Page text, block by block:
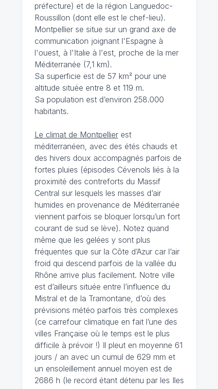
préfecture) et de la région Languedoc-
Roussillon (dont elle est le chef-lieu).
Montpellier se situe sur un grand axe de
communication joignant l'Espagne à
l'ouest, à l'Italie à l'est, proche de la mer
Méditerranée (7,1 km).
Sa superficie est de 57 km² pour une
altitude située entre 8 et 119 m.
Sa population est d’environ 258.000
habitants.
Le climat de Montpellierest
méditerranéen, avec des étés chauds et
des hivers doux accompagnés parfois de
fortes pluies (épisodes Cévenols liés à la
proximité des contreforts du Massif
Central sur lesquels les masses d’air
humides en provenance de Méditerranée
viennent parfois se bloquer lorsqu’un fort
courant de sud se lève). Notez quand
même que les gelées y sont plus
fréquentes que sur la Côte d’Azur car l’air
froid qui descend parfois de la vallée du
Rhône arrive plus facilement. Notre ville
est d’ailleurs située entre l’influence du
Mistral et de la Tramontane, d’où des
prévisions météo parfois très complexes
(ce carrefour climatique en fait l’une des
villes Française où le temps est le plus
difficile à prévoir !) Il pleut en moyenne 61
jours / an avec un cumul de 629 mm et
un ensoleillement annuel moyen est de
2686 h (le record étant détenu par les Iles